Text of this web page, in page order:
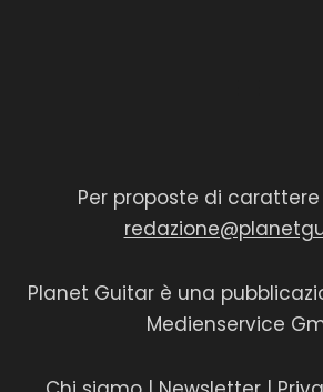
Per proposte di
Planet Guitar è una
Medienservice